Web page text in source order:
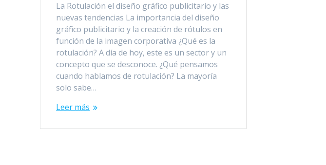
La Rotulación el diseño gráfico publicitario y las
nuevas tendencias La importancia del diseño
gráfico publicitario y la creación de rótulos en
función de la imagen corporativa ¿Qué es la
rotulación? A día de hoy, este es un sector y un
concepto que se desconoce. ¿Qué pensamos
cuando hablamos de rotulación? La mayoría
solo sabe…
Leer más